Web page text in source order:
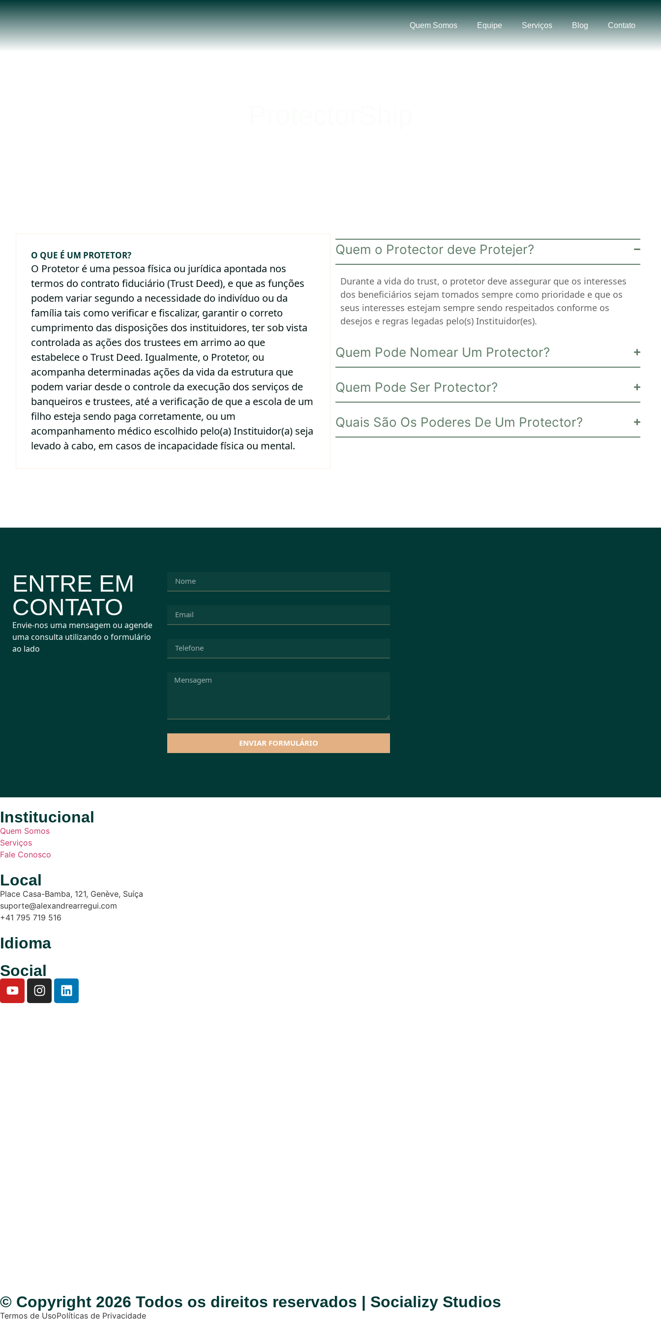
Quem Somos Equipe Serviços Blog Contato
O QUE É UM PROTETOR?
O Protetor é uma pessoa física ou jurídica apontada nos
termos do contrato fiduciário (Trust Deed), e que as funções
podem variar segundo a necessidade do indivíduo ou da
família tais como verificar e fiscalizar, garantir o correto
cumprimento das disposições dos instituidores, ter sob vista
controlada as ações dos trustees em arrimo ao que
estabelece o Trust Deed. Igualmente, o Protetor, ou
acompanha determinadas ações da vida da estrutura que
podem variar desde o controle da execução dos serviços de
banqueiros e trustees, até a verificação de que a escola de um
filho esteja sendo paga corretamente, ou um
acompanhamento médico escolhido pelo(a) Instituidor(a) seja
levado à cabo, em casos de incapacidade física ou mental.
Quem o Protector deve Protejer?
Durante a vida do trust, o protetor deve assegurar que os interesses
dos beneficiários sejam tomados sempre como prioridade e que os
seus interesses estejam sempre sendo respeitados conforme os
desejos e regras legadas pelo(s) Instituidor(es).
Quem Pode Nomear Um Protector?
Quem Pode Ser Protector?
Quais São Os Poderes De Um Protector?
ENTRE EM
CONTATO
Envie-nos uma mensagem ou agende
uma consulta utilizando o formulário
ao lado
ENVIAR FORMULÁRIO
Institucional
Quem Somos
Serviços
Fale Conosco
Local
Place Casa-Bamba, 121, Genève, Suíça
suporte@alexandrearregui.com
+41 795 719 516
Idioma
Social
© Copyright 2026 Todos os direitos reservados | Socializy Studios
Termos de UsoPolíticas de Privacidade